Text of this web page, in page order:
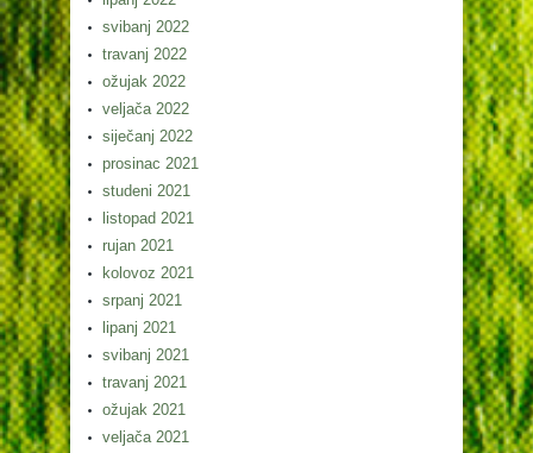
svibanj 2022
travanj 2022
ožujak 2022
veljača 2022
siječanj 2022
prosinac 2021
studeni 2021
listopad 2021
rujan 2021
kolovoz 2021
srpanj 2021
lipanj 2021
svibanj 2021
travanj 2021
ožujak 2021
veljača 2021